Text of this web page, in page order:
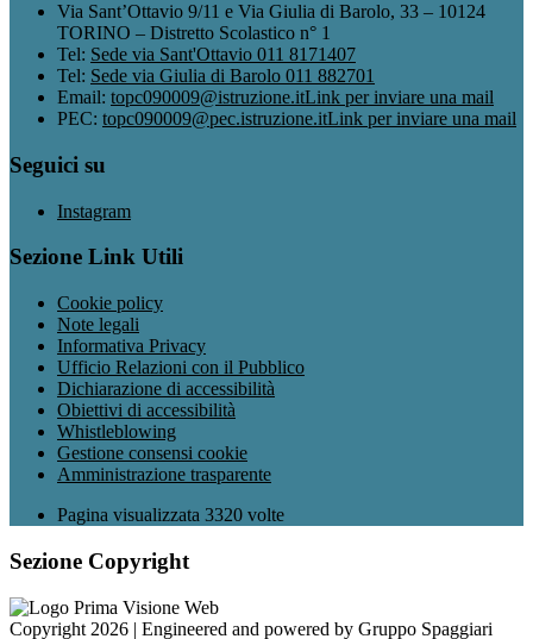
Via Sant’Ottavio 9/11 e Via Giulia di Barolo, 33 – 10124
TORINO – Distretto Scolastico n° 1
Tel: Sede via Sant'Ottavio 011 8171407
Tel: Sede via Giulia di Barolo 011 882701
Email: topc090009@istruzione.itLink per inviare una mail
PEC: topc090009@pec.istruzione.itLink per inviare una mail
Seguici su
Instagram
Sezione Link Utili
Cookie policy
Note legali
Informativa Privacy
Ufficio Relazioni con il Pubblico
Dichiarazione di accessibilità
Obiettivi di accessibilità
Whistleblowing
Gestione consensi cookie
Amministrazione trasparente
Pagina visualizzata 3320 volte
Sezione Copyright
Copyright 2026 | Engineered and powered by Gruppo Spaggiari